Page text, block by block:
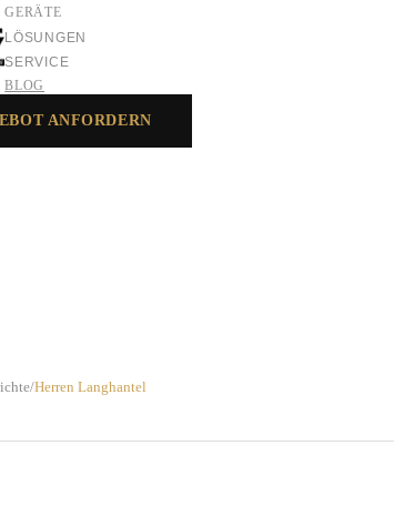
GERÄTE
LÖSUNGEN
SERVICE
BLOG
ANFORDERN
/Herren Langhantel